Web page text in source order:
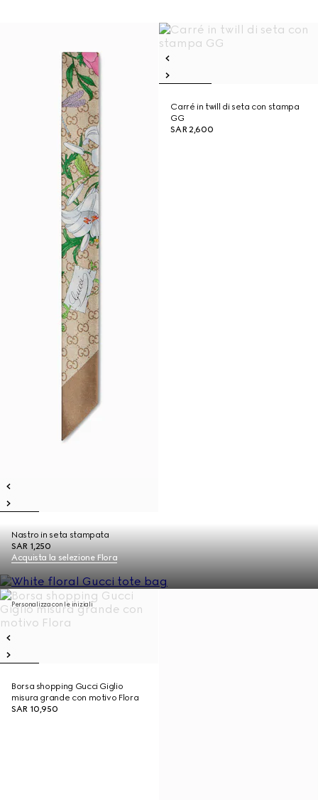
Nastro in seta stampata
SAR 1,250
Carré in twill di seta con stampa
GG
SAR 2,600
Acquista la selezione Flora
Personalizza con le iniziali
Borsa shopping Gucci Giglio
misura grande con motivo Flora
SAR 10,950